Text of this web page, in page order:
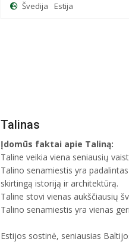
Švedija Estija
Talinas
Įdomūs faktai apie Taliną:
Taline veikia viena seniausių
Talino senamiestis yra
skirtingą istoriją ir architektūrą.
Taline stovi vienas aukščiausių
Talino senamiestis yra vienas
Estijos sostinė, seniausias